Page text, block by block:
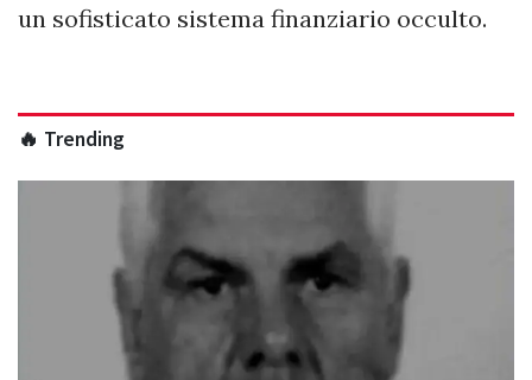
un sofisticato sistema finanziario occulto.
🔥 Trending